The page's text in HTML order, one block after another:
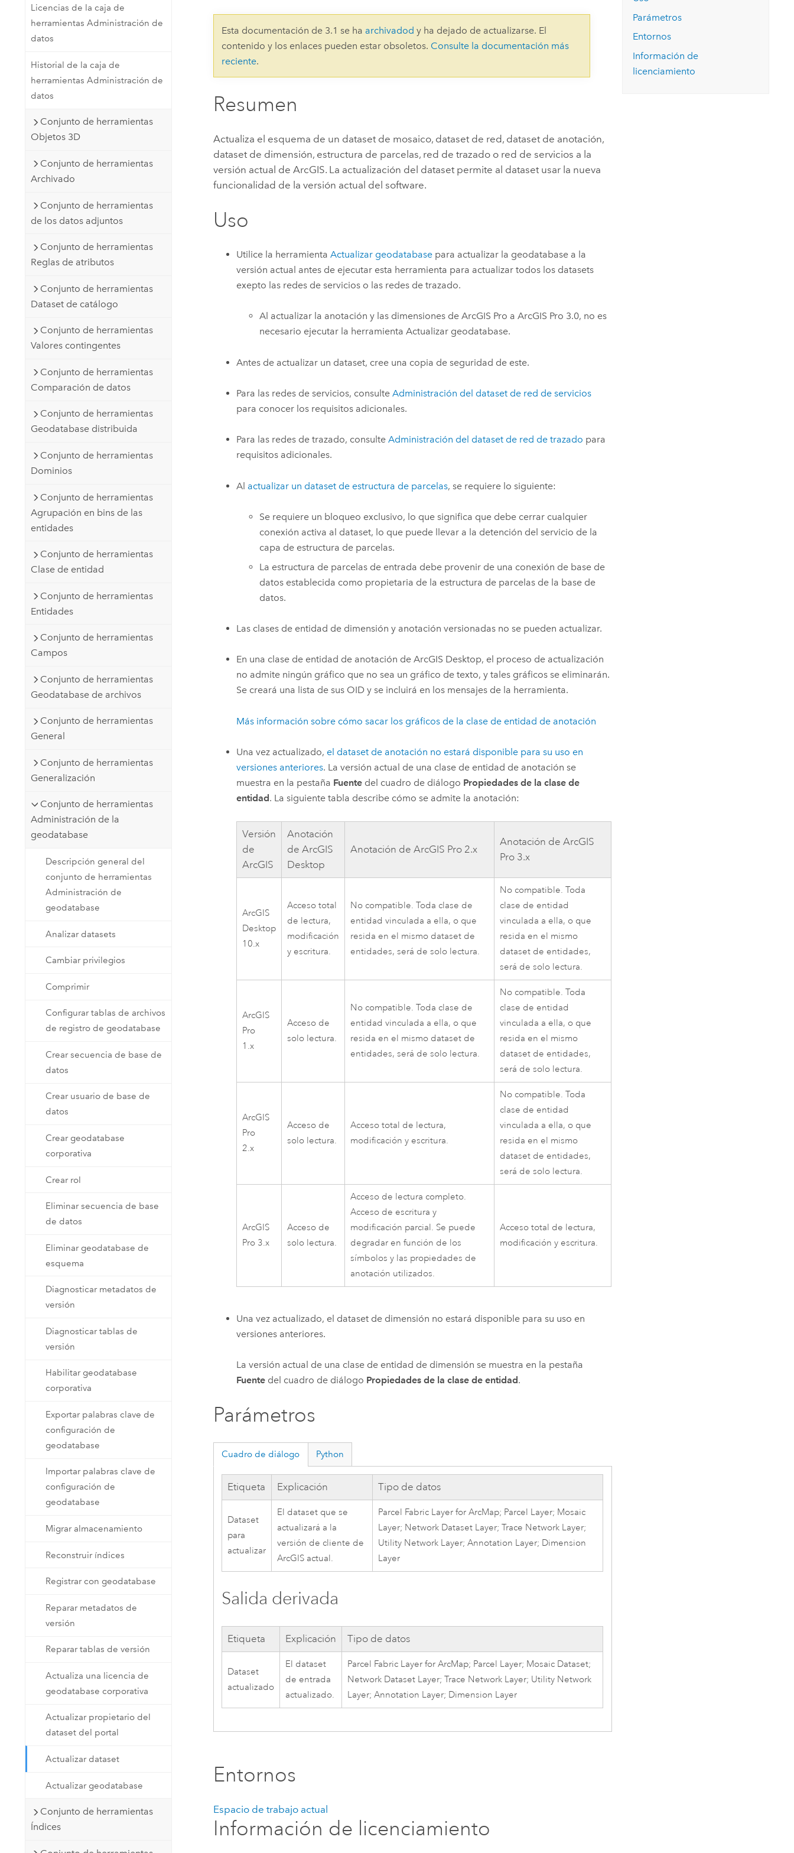
Tecnología para desarrolladores
análisis espacial
Todas las historias
Leer la historia
Licencias de la caja de
herramientas Administración de
datos
Historial de la caja de
herramientas Administración de
datos
Conjunto de herramientas
Objetos 3D
Conjunto de herramientas
Archivado
Conjunto de herramientas
de los datos adjuntos
Conjunto de herramientas
Reglas de atributos
Conjunto de herramientas
Dataset de catálogo
Conjunto de herramientas
Valores contingentes
Conjunto de herramientas
Comparación de datos
Conjunto de herramientas
Geodatabase distribuida
Conjunto de herramientas
Dominios
Conjunto de herramientas
Agrupación en bins de las
entidades
Conjunto de herramientas
Clase de entidad
Conjunto de herramientas
Entidades
Conjunto de herramientas
Campos
Conjunto de herramientas
Geodatabase de archivos
Conjunto de herramientas
General
Conjunto de herramientas
Generalización
Conjunto de herramientas
Administración de la
geodatabase
Descripción general del
conjunto de herramientas
Administración de
geodatabase
Analizar datasets
Cambiar privilegios
Comprimir
Configurar tablas de archivos
de registro de geodatabase
Crear secuencia de base de
datos
Crear usuario de base de
datos
Crear geodatabase
corporativa
Crear rol
Eliminar secuencia de base
de datos
Eliminar geodatabase de
esquema
Diagnosticar metadatos de
versión
Diagnosticar tablas de
versión
Habilitar geodatabase
corporativa
Exportar palabras clave de
configuración de
geodatabase
Importar palabras clave de
configuración de
geodatabase
Migrar almacenamiento
Reconstruir índices
Registrar con geodatabase
Reparar metadatos de
versión
Reparar tablas de versión
Actualiza una licencia de
geodatabase corporativa
Actualizar propietario del
dataset del portal
Actualizar dataset
Actualizar geodatabase
Conjunto de herramientas
Índices
Esta documentación de 3.1 se ha archivadod y ha dejado de actualizarse. El
contenido y los enlaces pueden estar obsoletos. Consulte la documentación más
reciente.
Resumen
Actualiza el esquema de un dataset de mosaico, dataset de red, dataset de anotación,
dataset de dimensión, estructura de parcelas, red de trazado o red de servicios a la
versión actual de ArcGIS. La actualización del dataset permite al dataset usar la nueva
funcionalidad de la versión actual del software.
Uso
Utilice la herramienta Actualizar geodatabasepara actualizar la geodatabase a la
versión actual antes de ejecutar esta herramienta para actualizar todos los datasets
exepto las redes de servicios o las redes de trazado.
Al actualizar la anotación y las dimensiones de ArcGIS Pro a ArcGIS Pro 3.0, no es
necesario ejecutar la herramienta Actualizar geodatabase.
Antes de actualizar un dataset, cree una copia de seguridad de este.
Para las redes de servicios, consulte Administración del dataset de red de servicios
para conocer los requisitos adicionales.
Para las redes de trazado, consulte Administración del dataset de red de trazado para
requisitos adicionales.
Al actualizar un dataset de estructura de parcelas, se requiere lo siguiente:
Se requiere un bloqueo exclusivo, lo que significa que debe cerrar cualquier
conexión activa al dataset, lo que puede llevar a la detención del servicio de la
capa de estructura de parcelas.
La estructura de parcelas de entrada debe provenir de una conexión de base de
datos establecida como propietaria de la estructura de parcelas de la base de
datos.
Las clases de entidad de dimensión y anotación versionadas no se pueden actualizar.
En una clase de entidad de anotación de ArcGIS Desktop, el proceso de actualización
no admite ningún gráfico que no sea un gráfico de texto, y tales gráficos se eliminarán.
Se creará una lista de sus OID y se incluirá en los mensajes de la herramienta.
Más información sobre cómo sacar los gráficos de la clase de entidad de anotación
Una vez actualizado, el dataset de anotación no estará disponible para su uso en
versiones anteriores. La versión actual de una clase de entidad de anotación se
muestra en la pestaña Fuentedel cuadro de diálogo Propiedades de la clase de
entidad. La siguiente tabla describe cómo se admite la anotación:
Versión
de
ArcGIS
Anotación
de ArcGIS
Desktop
Anotación de ArcGIS Pro2.x
Anotación de ArcGIS
Pro3.x
ArcGIS
Desktop
10.x
Acceso total
de lectura,
modificación
y escritura.
No compatible. Toda clase de
entidad vinculada a ella, o que
resida en el mismo dataset de
entidades, será de solo lectura.
No compatible. Toda
clase de entidad
vinculada a ella, o que
resida en el mismo
dataset de entidades,
será de solo lectura.
ArcGIS
Pro
1.x
Acceso de
solo lectura.
No compatible. Toda clase de
entidad vinculada a ella, o que
resida en el mismo dataset de
entidades, será de solo lectura.
No compatible. Toda
clase de entidad
vinculada a ella, o que
resida en el mismo
dataset de entidades,
será de solo lectura.
ArcGIS
Pro
2.x
Acceso de
solo lectura.
Acceso total de lectura,
modificación y escritura.
No compatible. Toda
clase de entidad
vinculada a ella, o que
resida en el mismo
dataset de entidades,
será de solo lectura.
ArcGIS
Pro3.x
Acceso de
solo lectura.
Acceso de lectura completo.
Acceso de escritura y
modificación parcial. Se puede
degradar en función de los
símbolos y las propiedades de
anotación utilizados.
Acceso total de lectura,
modificación y escritura.
Una vez actualizado, el dataset de dimensión no estará disponible para su uso en
versiones anteriores.
La versión actual de una clase de entidad de dimensión se muestra en la pestaña
Fuentedel cuadro de diálogo Propiedades de la clase de entidad.
Parámetros
Cuadro de diálogo Python
Etiqueta Explicación Tipo de datos
Dataset
para
actualizar
El dataset que se
actualizará a la
versión de cliente de
ArcGIS actual.
Parcel Fabric Layer for ArcMap; Parcel Layer; Mosaic
Layer; Network Dataset Layer; Trace Network Layer;
Utility Network Layer; Annotation Layer; Dimension
Layer
Salida derivada
Etiqueta Explicación Tipo de datos
Dataset
actualizado
El dataset
de entrada
actualizado.
Parcel Fabric Layer for ArcMap; Parcel Layer; Mosaic Dataset;
Network Dataset Layer; Trace Network Layer; Utility Network
Layer; Annotation Layer; Dimension Layer
Entornos
Espacio de trabajo actual
Información de licenciamiento
Parámetros
Entornos
Información de
licenciamiento